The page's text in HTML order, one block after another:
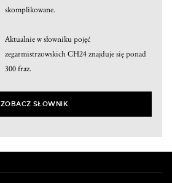
skomplikowane.
Aktualnie w słowniku pojęć
zegarmistrzowskich CH24 znajduje się ponad
300 fraz.
ZOBACZ SŁOWNIK